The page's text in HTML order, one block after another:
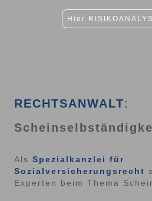
Hier
RECHTSANWALT:
Als Spezialkanzlei für
Sozialversicherungsrecht
Experten beim Thema